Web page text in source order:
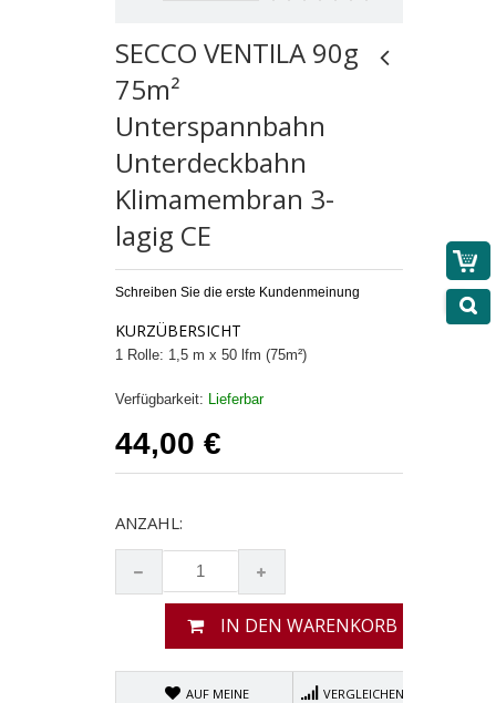
SECCO VENTILA 90g
75m²
Unterspannbahn
Unterdeckbahn
Klimamembran 3-
lagig CE
Schreiben Sie die erste Kundenmeinung
KURZÜBERSICHT
1 Rolle: 1,5 m x 50 lfm (75m²)
Verfügbarkeit: Lieferbar
44,00 €
ANZAHL:
IN DEN WARENKORB
AUF MEINE
VERGLEICHEN